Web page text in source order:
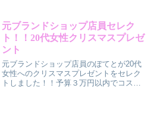
すすめです。記事を読んでみて、気にな
った方は是非ご購入を検討してみて下さ
いね。
元ブランドショップ店員セレク
ト！！20代女性クリスマスプレゼ
ント
元ブランドショップ店員のぽてとが20代
女性へのクリスマスプレゼントをセレク
トしました！！予算３万円以内でコスメ